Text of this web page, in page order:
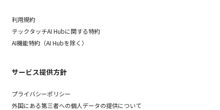
利用規約
テックタッチAI Hubに関する特約
AI機能特約（AI Hubを除く）
サービス提供方針
プライバシーポリシー
外国にある第三者への個人データの提供について